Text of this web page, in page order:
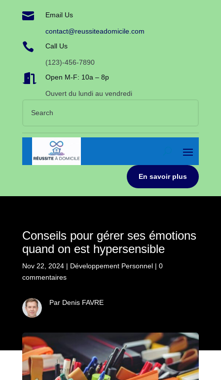
 Email Us
contact@reussiteadomicile.com
 Call Us
(123)-456-7890
 Open M-F: 10a – 8p
Ouvert du lundi au vendredi
En savoir plus
Conseils pour gérer ses émotions
quand on est hypersensible
Nov 22, 2024| Développement Personnel| 0
commentaires
Par Denis FAVRE